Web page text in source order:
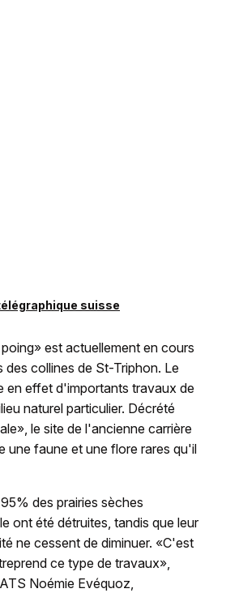
suisse
est actuellement en cours
des collines de St-Triphon. Le
en effet d'importants travaux de
naturel particulier. Décrété
le site de l'ancienne carrière
une faune et une flore rares qu'il
des prairies sèches
ont été détruites, tandis que leur
ne cessent de diminuer. «C'est
ce type de travaux»,
Noémie Evéquoz,